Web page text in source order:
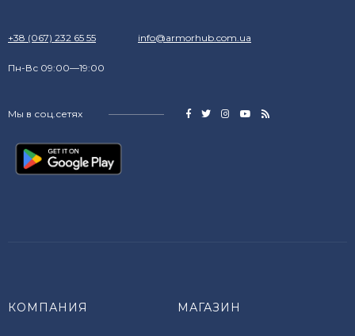
+38 (067) 232 65 55 info@armorhub.com.ua
Пн-Вс 09:00—19:00
Мы в соц.сетях
КОМПАНИЯ МАГАЗИН